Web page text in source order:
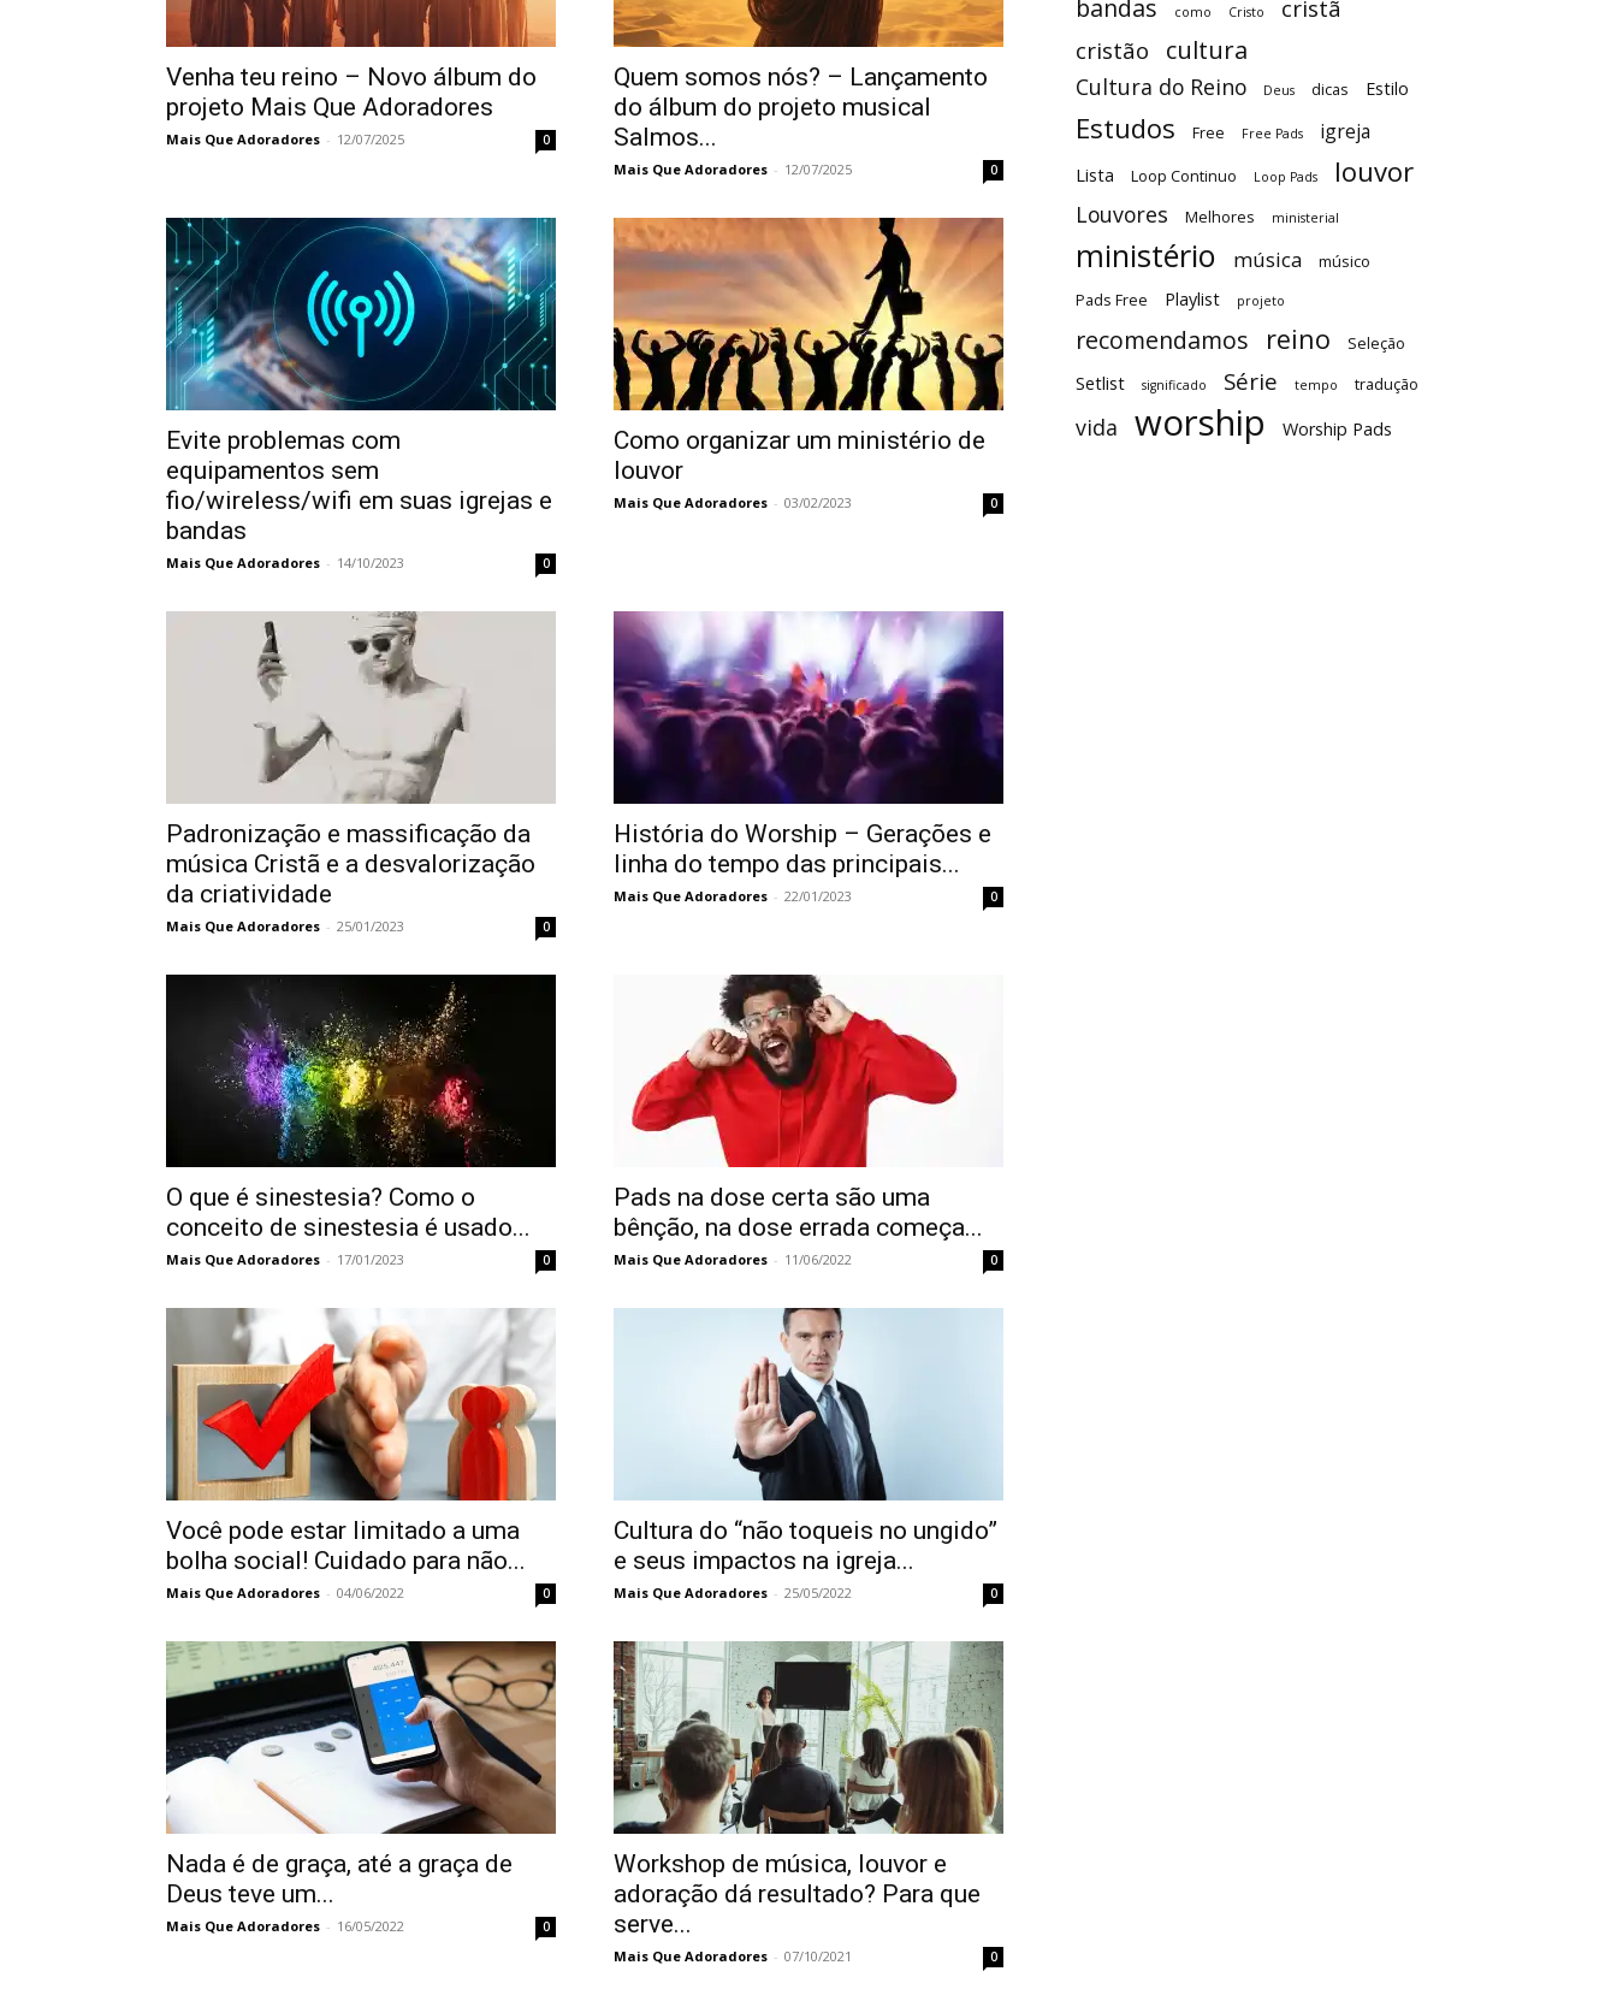
Venha teu reino – Novo álbum do
projeto Mais Que Adoradores
Mais Que Adoradores - 12/07/2025 0
Quem somos nós? – Lançamento
do álbum do projeto musical
Salmos...
Mais Que Adoradores - 12/07/2025 0
Evite problemas com
equipamentos sem
fio/wireless/wifi em suas igrejas e
bandas
Mais Que Adoradores - 14/10/2023 0
Como organizar um ministério de
louvor
Mais Que Adoradores - 03/02/2023 0
Padronização e massificação da
música Cristã e a desvalorização
da criatividade
Mais Que Adoradores - 25/01/2023 0
História do Worship – Gerações e
linha do tempo das principais...
Mais Que Adoradores - 22/01/2023 0
O que é sinestesia? Como o
conceito de sinestesia é usado...
Mais Que Adoradores - 17/01/2023 0
Pads na dose certa são uma
bênção, na dose errada começa...
Mais Que Adoradores - 11/06/2022 0
Você pode estar limitado a uma
bolha social! Cuidado para não...
Mais Que Adoradores - 04/06/2022 0
Cultura do “não toqueis no ungido”
e seus impactos na igreja...
Mais Que Adoradores - 25/05/2022 0
Nada é de graça, até a graça de
Deus teve um...
Mais Que Adoradores - 16/05/2022 0
Workshop de música, louvor e
adoração dá resultado? Para que
serve...
Mais Que Adoradores - 07/10/2021 0
bandas como Cristo
cristã
cristão
cultura
Cultura do Reino Deus dicas Estilo
Estudos Free Free Pads igreja
Lista Loop Continuo Loop Pads louvor
Louvores Melhores ministerial
ministério música
músico
Pads Free
Playlist projeto
recomendamos reino Seleção
Setlist significado Série tempo tradução
vida worship Worship Pads